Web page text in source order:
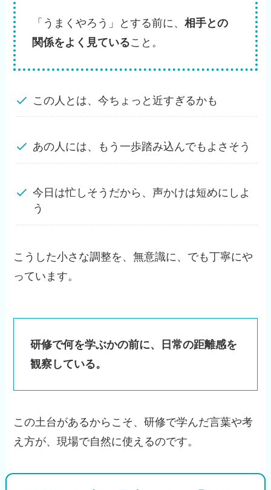
「うまくやろう」とする前に、相手との
関係をよく見ていること。
この人とは、今ちょっと近すぎるかも
あの人には、もう一歩踏み込んでもよさそう
今日は忙しそうだから、声かけは短めにしよ
う
こうした小さな調整を、無意識に、でも丁寧にや
っています。
研修で何を学ぶかの前に、日常の距離感を
観察している。
この土台があるからこそ、研修で学んだ言葉や考
え方が、現場で自然に使えるのです。